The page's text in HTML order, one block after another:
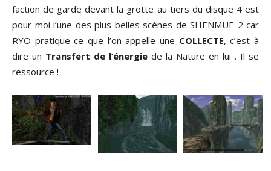
faction de garde devant la grotte au tiers du disque 4 est
pour moi l’une des plus belles scènes de SHENMUE 2 car
RYO pratique ce que l’on appelle une COLLECTE, c’est à
dire un Transfert de l’énergie de la Nature en lui . Il se
ressource !